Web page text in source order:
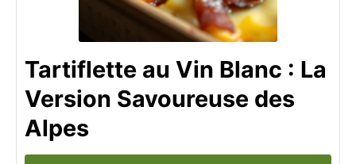
Tartiflette au Vin Blanc : La
Version Savoureuse des
Alpes